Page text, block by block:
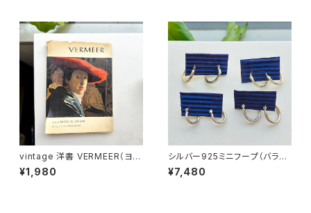
vintage 洋書 VERMEER（ヨハ
ネス・フェルメール）
¥1,980
シルバー925ミニフープ（バラ売
り）
¥7,480